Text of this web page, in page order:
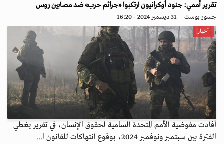
تقرير أممي: جنود أوكرانيون ارتكبوا «جرائم حرب» ضد مصابين روس
جسور بوست 31 ديسمبر 2024 - 16:20
أخبار
أفادت مفوضية الأمم المتحدة السامية لحقوق الإنسان، في تقرير يغطي
الفترة بين سبتمبر ونوفمبر 2024، بوقوع انتهاكات للقانون ا...